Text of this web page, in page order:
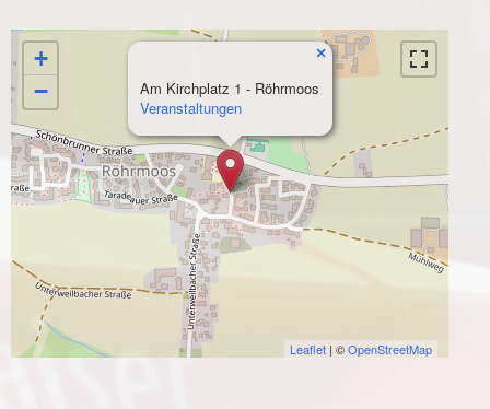
Am Kirchplatz 1 - Röhrmoos
Veranstaltungen
×
+
−
Leaflet | ©OpenStreetMap